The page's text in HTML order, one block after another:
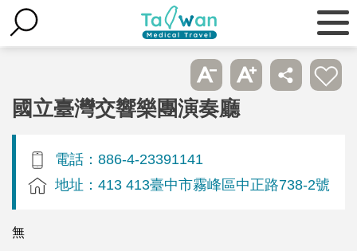
國立臺灣交響樂團演奏廳
電話：886-4-23391141
地址：413 413臺中市霧峰區中正路738-2號
無